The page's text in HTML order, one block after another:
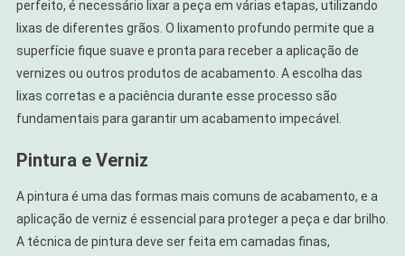
perfeito, é necessário lixar a peça em várias etapas, utilizando
lixas de diferentes grãos. O lixamento profundo permite que a
superfície fique suave e pronta para receber a aplicação de
vernizes ou outros produtos de acabamento. A escolha das
lixas corretas e a paciência durante esse processo são
fundamentais para garantir um acabamento impecável.
Pintura e Verniz
A pintura é uma das formas mais comuns de acabamento, e a
aplicação de verniz é essencial para proteger a peça e dar brilho.
A técnica de pintura deve ser feita em camadas finas,